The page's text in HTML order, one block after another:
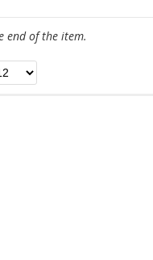
end of the item.